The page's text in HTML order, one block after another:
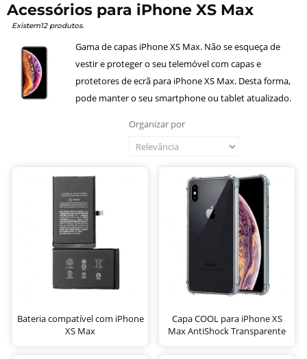
Acessórios para iPhone XS Max
Existem12 produtos.
Gama de capas iPhone XS Max. Não se esqueça de
vestir e proteger o seu telemóvel com capas e
protetores de ecrã para iPhone XS Max. Desta forma,
pode manter o seu smartphone ou tablet atualizado.
Organizar por
Bateria compatível com iPhone
XS Max
Capa COOL para iPhone XS
Max AntiShock Transparente